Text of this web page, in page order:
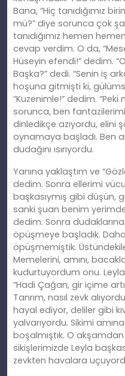
Bana, “Hiç tanıdığımız
mü?” diye sorunca çok
tanıdığımız hemen
cevap verdim. O da,
Hüseyin efendi!” dedim.
Başka?” dedi. “Senin iş
hoşuna gitmişti ki,
“Kuzenimle!” dedim.
sorunca, ben
dinledikçe azıyordu, elini
oynamaya başladı. Ben
dudağını ısırıyordu.
Yanına yaklaştım ve
dedim. Sonra ellerimi
başkasıymış gibi düşün,
sanki şuan benim
dedim. Sonra
öpüşmeye başladık.
öpüşmemiştik.
Memelerini, amını,
kudurtuyordum onu.
“Hadi Çağan, gir içime
Tanrım, nasıl zevk
hayal ediyor, deliler gibi
yalvarıyordu. Sikimi
boşalmıştık. O
sikişlerimizde Leyla
zevkten havalara